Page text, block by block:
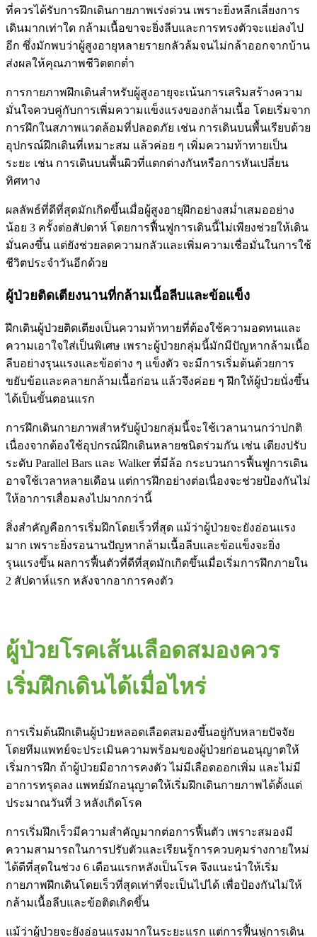
ที่ควรได้รับการฝึกเดินกายภาพเร่งด่วน เพราะยิ่งหลีกเลี่ยงการ
เดินมากเท่าใด กล้ามเนื้อขาจะยิ่งลีบและการทรงตัวจะแย่ลงไป
อีก ซึ่งมักพบว่าผู้สูงอายุหลายรายกลัวล้มจนไม่กล้าออกจากบ้าน
ส่งผลให้คุณภาพชีวิตตกต่ำ
การกายภาพฝึกเดินสำหรับผู้สูงอายุจะเน้นการเสริมสร้างความ
มั่นใจควบคู่กับการเพิ่มความแข็งแรงของกล้ามเนื้อ โดยเริ่มจาก
การฝึกในสภาพแวดล้อมที่ปลอดภัย เช่น การเดินบนพื้นเรียบด้วย
อุปกรณ์ฝึกเดินที่เหมาะสม แล้วค่อย ๆ เพิ่มความท้าทายเป็น
ระยะ เช่น การเดินบนพื้นผิวที่แตกต่างกันหรือการหันเปลี่ยน
ทิศทาง
ผลลัพธ์ที่ดีที่สุดมักเกิดขึ้นเมื่อผู้สูงอายุฝึกอย่างสม่ำเสมออย่าง
น้อย 3 ครั้งต่อสัปดาห์ โดยการฟื้นฟูการเดินนี้ไม่เพียงช่วยให้เดิน
มั่นคงขึ้น แต่ยังช่วยลดความกลัวและเพิ่มความเชื่อมั่นในการใช้
ชีวิตประจำวันอีกด้วย
ผู้ป่วยติดเตียงนานที่กล้ามเนื้อลีบและข้อแข็ง
ฝึกเดินผู้ป่วยติดเตียงเป็นความท้าทายที่ต้องใช้ความอดทนและ
ความเอาใจใส่เป็นพิเศษ เพราะผู้ป่วยกลุ่มนี้มักมีปัญหากล้ามเนื้อ
ลีบอย่างรุนแรงและข้อต่าง ๆ แข็งตัว จะมีการเริ่มต้นด้วยการ
ขยับข้อและคลายกล้ามเนื้อก่อน แล้วจึงค่อย ๆ ฝึกให้ผู้ป่วยนั่งขึ้น
ได้เป็นขั้นตอนแรก
การฝึกเดินกายภาพสำหรับผู้ป่วยกลุ่มนี้จะใช้เวลานานกว่าปกติ
เนื่องจากต้องใช้อุปกรณ์ฝึกเดินหลายชนิดร่วมกัน เช่น เตียงปรับ
ระดับ Parallel Bars และ Walker ที่มีล้อ กระบวนการฟื้นฟูการเดิน
อาจใช้เวลาหลายเดือน แต่การฝึกอย่างต่อเนื่องจะช่วยป้องกันไม่
ให้อาการเสื่อมลงไปมากกว่านี้
สิ่งสำคัญคือการเริ่มฝึกโดยเร็วที่สุด แม้ว่าผู้ป่วยจะยังอ่อนแรง
มาก เพราะยิ่งรอนานปัญหากล้ามเนื้อลีบและข้อแข็งจะยิ่ง
รุนแรงขึ้น ผลการฟื้นตัวที่ดีที่สุดมักเกิดขึ้นเมื่อเริ่มการฝึกภายใน
2 สัปดาห์แรก หลังจากอาการคงตัว
ผู้ป่วยโรคเส้นเลือดสมองควร
เริ่มฝึกเดินได้เมื่อไหร่
การเริ่มต้นฝึกเดินผู้ป่วยหลอดเลือดสมองขึ้นอยู่กับหลายปัจจัย
โดยทีมแพทย์จะประเมินความพร้อมของผู้ป่วยก่อนอนุญาตให้
เริ่มการฝึก ถ้าผู้ป่วยมีอาการคงตัว ไม่มีเลือดออกเพิ่ม และไม่มี
อาการทรุดลง แพทย์มักอนุญาตให้เริ่มฝึกเดินกายภาพได้ตั้งแต่
ประมาณวันที่ 3 หลังเกิดโรค
การเริ่มฝึกเร็วมีความสำคัญมากต่อการฟื้นตัว เพราะสมองมี
ความสามารถในการปรับตัวและเรียนรู้การควบคุมร่างกายใหม่
ได้ดีที่สุดในช่วง 6 เดือนแรกหลังเป็นโรค จึงแนะนำให้เริ่ม
กายภาพฝึกเดินโดยเร็วที่สุดเท่าที่จะเป็นไปได้ เพื่อป้องกันไม่ให้
กล้ามเนื้อลีบและข้อติดเกิดขึ้น
แม้ว่าผู้ป่วยจะยังอ่อนแรงมากในระยะแรก แต่การฟื้นฟูการเดิน